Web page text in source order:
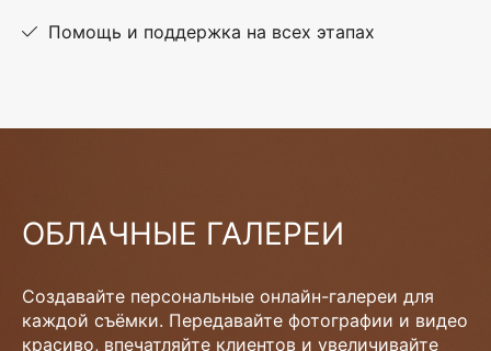
Помощь и поддержка на всех этапах
ОБЛАЧНЫЕ ГАЛЕРЕИ
Создавайте персональные онлайн-галереи для
каждой съёмки. Передавайте фотографии и видео
красиво, впечатляйте клиентов и увеличивайте